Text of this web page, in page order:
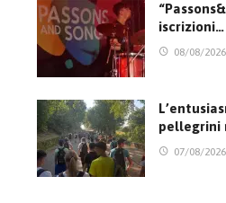
iscrizioni…
08/08/2026
pellegrini
07/08/2026